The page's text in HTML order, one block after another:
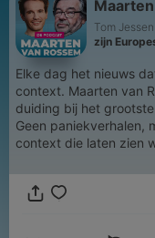
Tom
zijn
Elke dag het nieuws
context. Maarten van Rossem en Tom Jessen geven je scherpe
duiding bij het
Geen paniekverhalen,
context die laten zien wat er
plaatsen het nieuws
wel meevalt. De grootste en best beluisterde nieuwspodcast
hoeveel rust en